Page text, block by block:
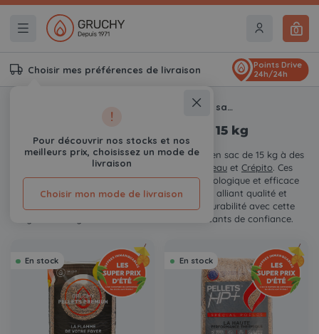
0
Choisir mes préférences de livraison
!
Pour découvrir nos stocks et nos
meilleurs prix, choisissez un mode de
livraison
Choisir mon mode de livraison
Points Drive
24h/24h
Prix granules bois sac 15 kg
Prix granules bois sac 15 kg
Découvrez une sélection degranulés de bois
en sac de 15 kg à des
prix compétitifs des marques Gruchy,
Piveteau et Crépito. Ces
produits offrent une source de chauffage écologique et efficace
pour votre système de chauffage au bois, alliant qualité et
performance. Optez pour la fiabilité et la durabilité avec cette
gamme de granulés de bois issus de fabricants de confiance.
En stock En stock